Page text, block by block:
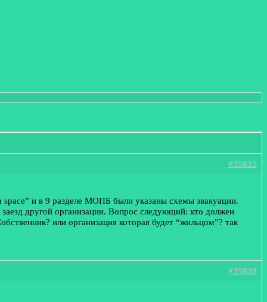
#35835
и в 9 разделе МОПБ были указаны схемы эвакуации.
другой организации. Вопрос следующий: кто должен
или организация которая будет “жильцом”? так
#35838